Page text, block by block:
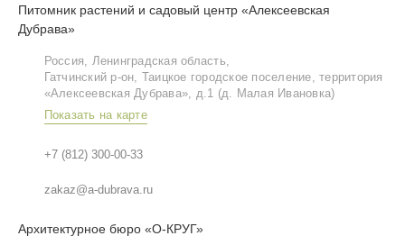
Питомник растений и садовый центр «Алексеевская
Дубрава»
Россия, Ленинградская область,
Гатчинский р‑он, Таицкое городское поселение, территория
«Алексеевская Дубрава», д.1 (д. Малая Ивановка)
Показать на карте
+7 (812) 300-00-33
zakaz@a-dubrava.ru
Архитектурное бюро «О-КРУГ»